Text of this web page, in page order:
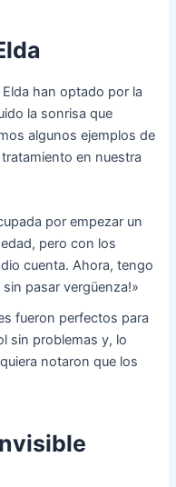
han optado por la
la sonrisa que
algunos ejemplos de
en nuestra
por empezar un
pero con los
cuenta. Ahora, tengo
pasar vergüenza!»
fueron perfectos para
sin problemas y, lo
notaron que los